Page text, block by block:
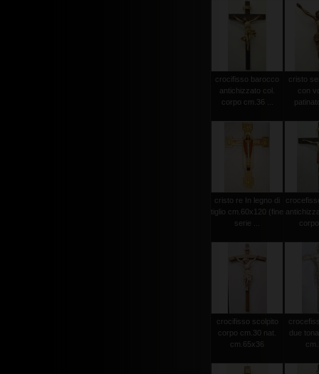
crocifisso barocco
antichizzato col.
corpo cm.36 ...
cristo
con
cristo re In legno di
tiglio cm.60x120 (fine
serie ...
crocifisso scolpito
corpo cm.30 nat.
cm.65x36
due